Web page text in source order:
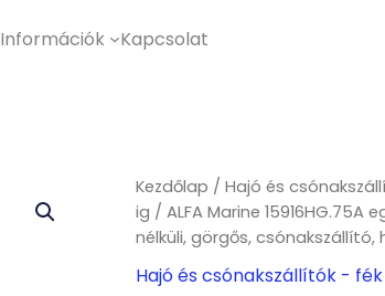
Információk Kapcsolat
Kezdőlap / Hajó és
ig / ALFA Marine 15916HG.75A
nélküli, görgős,
Hajó és csónakszállítók -